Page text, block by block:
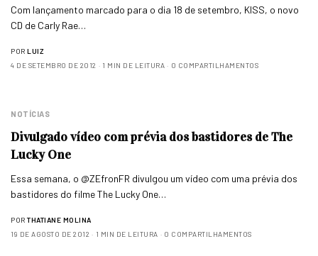
Com lançamento marcado para o dia 18 de setembro, KISS, o novo
CD de Carly Rae…
POR LUIZ
4 DE SETEMBRO DE 2012
1 MIN DE LEITURA 0 COMPARTILHAMENTOS
NOTÍCIAS
Divulgado vídeo com prévia dos bastidores de The
Lucky One
Essa semana, o @ZEfronFR divulgou um vídeo com uma prévia dos
bastidores do filme The Lucky One…
POR THATIANE MOLINA
19 DE AGOSTO DE 2012
1 MIN DE LEITURA 0 COMPARTILHAMENTOS